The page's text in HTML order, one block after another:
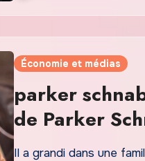
Économie et médias
parker
de Parker
mythes
Il a grandi dans une